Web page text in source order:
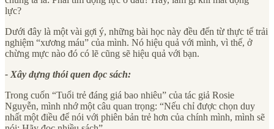
lực?
Dưới đây là một vài gợi ý, những bài học này đều đến từ thực tế trải
nghiệm “xương máu” của mình. Nó hiệu quả với mình, vì thế, ở
chừng mực nào đó có lẽ cũng sẽ hiệu quả với bạn.
- Xây dựng thói quen đọc sách:
Trong cuốn “Tuổi trẻ đáng giá bao nhiêu” của tác giả Rosie
Nguyễn, mình nhớ một câu quan trọng: “Nếu chỉ được chọn duy
nhất một điều để nói với phiên bản trẻ hơn của chính mình, mình sẽ